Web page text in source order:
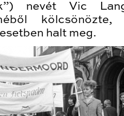
nevét Vic
kölcsönözte,
halt meg.